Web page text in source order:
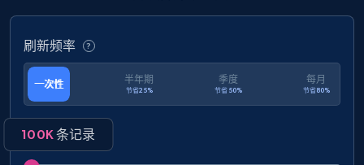
Target
URL, Product id, Title, Product description,
Rating, Reviews count, Initial price, Discount,
and more.
刷新频率
一次性 半年期
节省25%
季度
节省50%
每月
节省80%
100K条记录